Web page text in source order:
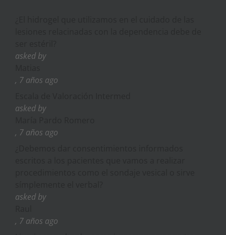
asked by
, 7 años ago
asked by
, 7 años ago
asked by
, 7 años ago